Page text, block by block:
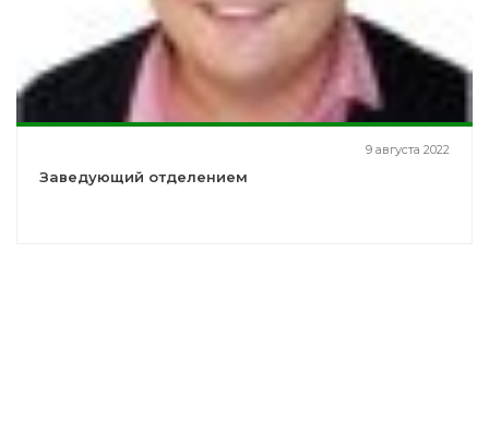
9 августа 2022
Заведующий отделением